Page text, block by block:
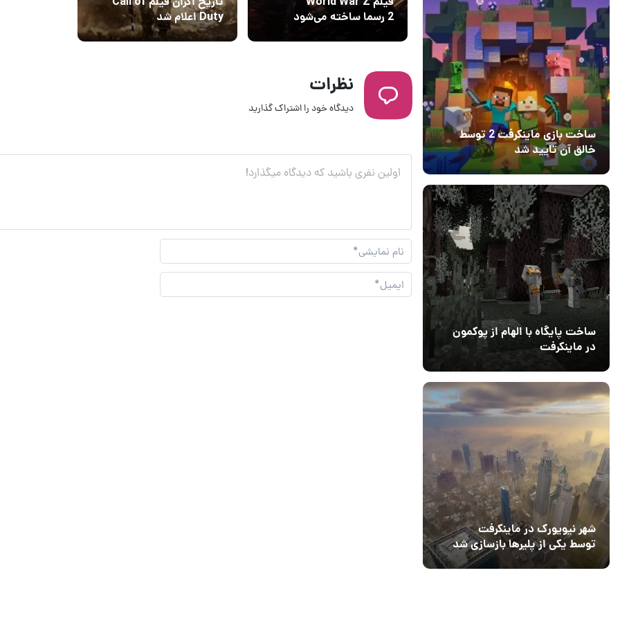
ساخت بازی ماینکرفت 2 توسط
خالق آن تایید شد
۱
04 آبان 1403
ساخت پایگاه با الهام از پوکمون
در ماینکرفت
شهر نیویورک در ماینکرفت
توسط یکی از پلیرها بازسازی شد
2 رسما ساخته می‌شود
Duty اعلام شد
نظرات
دیدگاه خود را اشتراک گذارید
نام
نمایشی*
ایمیل*